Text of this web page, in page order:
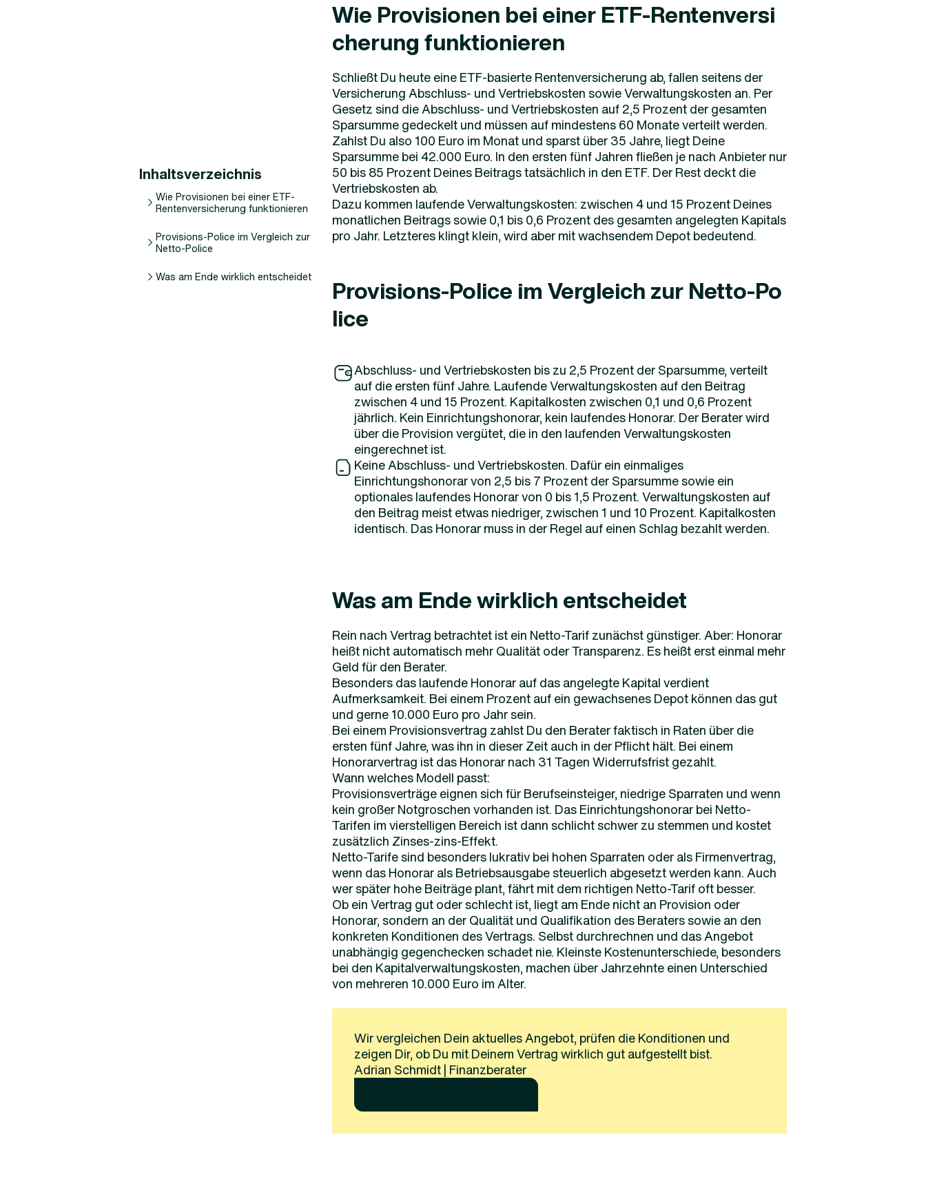
Inhaltsverzeichnis
Wie Provisionen bei einer ETF-
Rentenversicherung funktionieren
Provisions-Police im Vergleich zur
Netto-Police
Was am Ende wirklich entscheidet
Wie Provisionen bei einer ETF-Rentenversi
cherung funktionieren
Schließt Du heute eine ETF-basierte Rentenversicherung ab, fallen seitens der
Versicherung Abschluss- und Vertriebskosten sowie Verwaltungskosten an. Per
Gesetz sind die Abschluss- und Vertriebskosten auf 2,5 Prozent der gesamten
Sparsumme gedeckelt und müssen auf mindestens 60 Monate verteilt werden.
Zahlst Du also 100 Euro im Monat und sparst über 35 Jahre, liegt Deine
Sparsumme bei 42.000 Euro. In den ersten fünf Jahren fließen je nach Anbieter nur
50 bis 85 Prozent Deines Beitrags tatsächlich in den ETF. Der Rest deckt die
Vertriebskosten ab.
Dazu kommen laufende Verwaltungskosten: zwischen 4 und 15 Prozent Deines
monatlichen Beitrags sowie 0,1 bis 0,6 Prozent des gesamten angelegten Kapitals
pro Jahr. Letzteres klingt klein, wird aber mit wachsendem Depot bedeutend.
Provisions-Police im Vergleich zur Netto-Po
lice
Abschluss- und Vertriebskosten bis zu 2,5 Prozent der Sparsumme, verteilt
auf die ersten fünf Jahre. Laufende Verwaltungskosten auf den Beitrag
zwischen 4 und 15 Prozent. Kapitalkosten zwischen 0,1 und 0,6 Prozent
jährlich. Kein Einrichtungshonorar, kein laufendes Honorar. Der Berater wird
über die Provision vergütet, die in den laufenden Verwaltungskosten
eingerechnet ist.
Keine Abschluss- und Vertriebskosten. Dafür ein einmaliges
Einrichtungshonorar von 2,5 bis 7 Prozent der Sparsumme sowie ein
optionales laufendes Honorar von 0 bis 1,5 Prozent. Verwaltungskosten auf
den Beitrag meist etwas niedriger, zwischen 1 und 10 Prozent. Kapitalkosten
identisch. Das Honorar muss in der Regel auf einen Schlag bezahlt werden.
Was am Ende wirklich entscheidet
Rein nach Vertrag betrachtet ist ein Netto-Tarif zunächst günstiger. Aber: Honorar
heißt nicht automatisch mehr Qualität oder Transparenz. Es heißt erst einmal mehr
Geld für den Berater.
Besonders das laufende Honorar auf das angelegte Kapital verdient
Aufmerksamkeit. Bei einem Prozent auf ein gewachsenes Depot können das gut
und gerne 10.000 Euro pro Jahr sein.
Bei einem Provisionsvertrag zahlst Du den Berater faktisch in Raten über die
ersten fünf Jahre, was ihn in dieser Zeit auch in der Pflicht hält. Bei einem
Honorarvertrag ist das Honorar nach 31 Tagen Widerrufsfrist gezahlt.
Wann welches Modell passt:
Provisionsverträge eignen sich für Berufseinsteiger, niedrige Sparraten und wenn
kein großer Notgroschen vorhanden ist. Das Einrichtungshonorar bei Netto-
Tarifen im vierstelligen Bereich ist dann schlicht schwer zu stemmen und kostet
zusätzlich Zinses-zins-Effekt.
Netto-Tarife sind besonders lukrativ bei hohen Sparraten oder als Firmenvertrag,
wenn das Honorar als Betriebsausgabe steuerlich abgesetzt werden kann. Auch
wer später hohe Beiträge plant, fährt mit dem richtigen Netto-Tarif oft besser.
Ob ein Vertrag gut oder schlecht ist, liegt am Ende nicht an Provision oder
Honorar, sondern an der Qualität und Qualifikation des Beraters sowie an den
konkreten Konditionen des Vertrags. Selbst durchrechnen und das Angebot
unabhängig gegenchecken schadet nie. Kleinste Kostenunterschiede, besonders
bei den Kapitalverwaltungskosten, machen über Jahrzehnte einen Unterschied
von mehreren 10.000 Euro im Alter.
Wir vergleichen Dein aktuelles Angebot, prüfen die Konditionen und
zeigen Dir, ob Du mit Deinem Vertrag wirklich gut aufgestellt bist.
Adrian Schmidt | Finanzberater